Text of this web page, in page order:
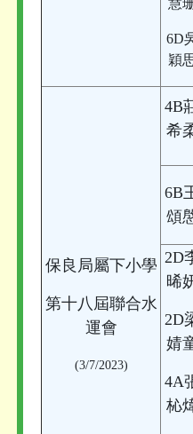
慧
6D
穎
保良局屬下小學
第十八屆聯合水
運會
(3/7/2023)
4B
希
6B
頌
2D
晞
2D
婧
4A
杺